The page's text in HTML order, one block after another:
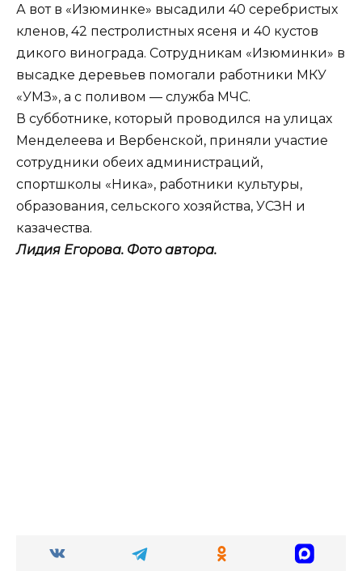
А вот в «Изюминке» высадили 40 серебристых
кленов, 42 пестролистных ясеня и 40 кустов
дикого винограда. Сотрудникам «Изюминки» в
высадке деревьев помогали работники МКУ
«УМЗ», а с поливом — служба МЧС.
В субботнике, который проводился на улицах
Менделеева и Вербенской, приняли участие
сотрудники обеих администраций,
спортшколы «Ника», работники культуры,
образования, сельского хозяйства, УСЗН и
казачества.
Лидия Егорова. Фото автора.